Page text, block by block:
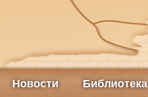
Новости Библиотека